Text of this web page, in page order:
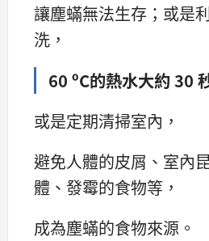
讓塵蟎無法生存；或是
洗，
60 ºC的熱水大約 30
或是定期清掃室內，
避免人體的皮屑、室內
體、發霉的食物等，
成為塵蟎的食物來源。